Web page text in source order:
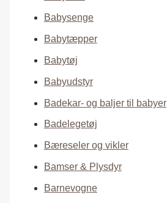
Babysenge
Babytæpper
Babytøj
Babyudstyr
Badekar- og baljer til babyer
Badelegetøj
Bæreseler og vikler
Bamser & Plysdyr
Barnevogne